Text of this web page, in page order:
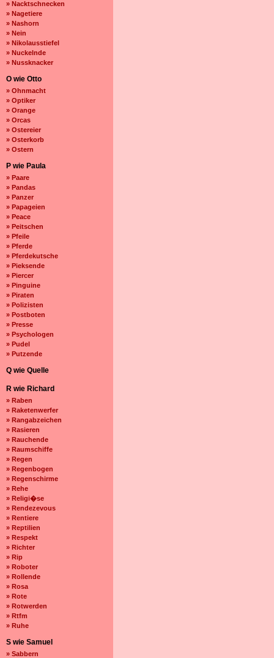
» Nacktschnecken
» Nagetiere
» Nashorn
» Nein
» Nikolausstiefel
» Nuckelnde
» Nussknacker
O wie Otto
» Ohnmacht
» Optiker
» Orange
» Orcas
» Ostereier
» Osterkorb
» Ostern
P wie Paula
» Paare
» Pandas
» Panzer
» Papageien
» Peace
» Peitschen
» Pfeile
» Pferde
» Pferdekutsche
» Pieksende
» Piercer
» Pinguine
» Piraten
» Polizisten
» Postboten
» Presse
» Psychologen
» Pudel
» Putzende
Q wie Quelle
R wie Richard
» Raben
» Raketenwerfer
» Rangabzeichen
» Rasieren
» Rauchende
» Raumschiffe
» Regen
» Regenbogen
» Regenschirme
» Rehe
» Religi�se
» Rendezevous
» Rentiere
» Reptilien
» Respekt
» Richter
» Rip
» Roboter
» Rollende
» Rosa
» Rote
» Rotwerden
» Rtfm
» Ruhe
S wie Samuel
» Sabbern